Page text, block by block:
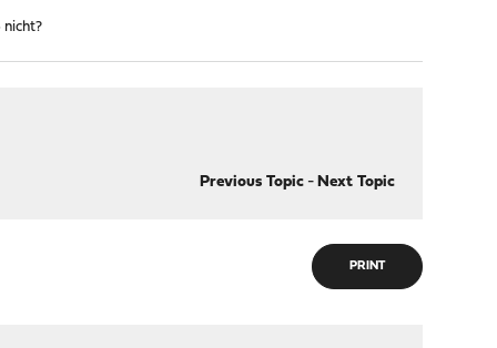
Previous Topic- Next Topic
PRINT